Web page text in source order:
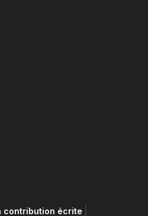
contribution écrite